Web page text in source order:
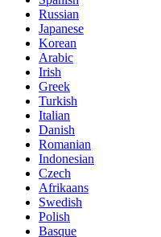
Russian
Japanese
Korean
Arabic
Irish
Greek
Turkish
Italian
Danish
Romanian
Indonesian
Czech
Afrikaans
Swedish
Polish
Basque